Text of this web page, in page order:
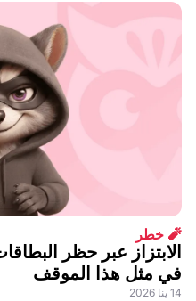
🧨 خطر
الابتزاز عبر حظر
في مثل هذا الموقف
14 ينا 2026